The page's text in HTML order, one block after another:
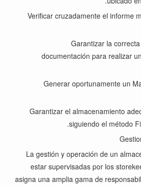
Verificar cruzadamente el informe
Garantizar la
documentación para realizar
Generar oportunamente un
Garantizar el almacenamiento
siguiendo el método
La gestión y operación de un
estar supervisadas por los
asigna una amplia gama de